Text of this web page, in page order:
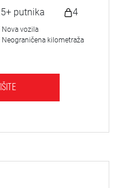
5+ putnika 4
Nova vozila
Neograničena kilometraža